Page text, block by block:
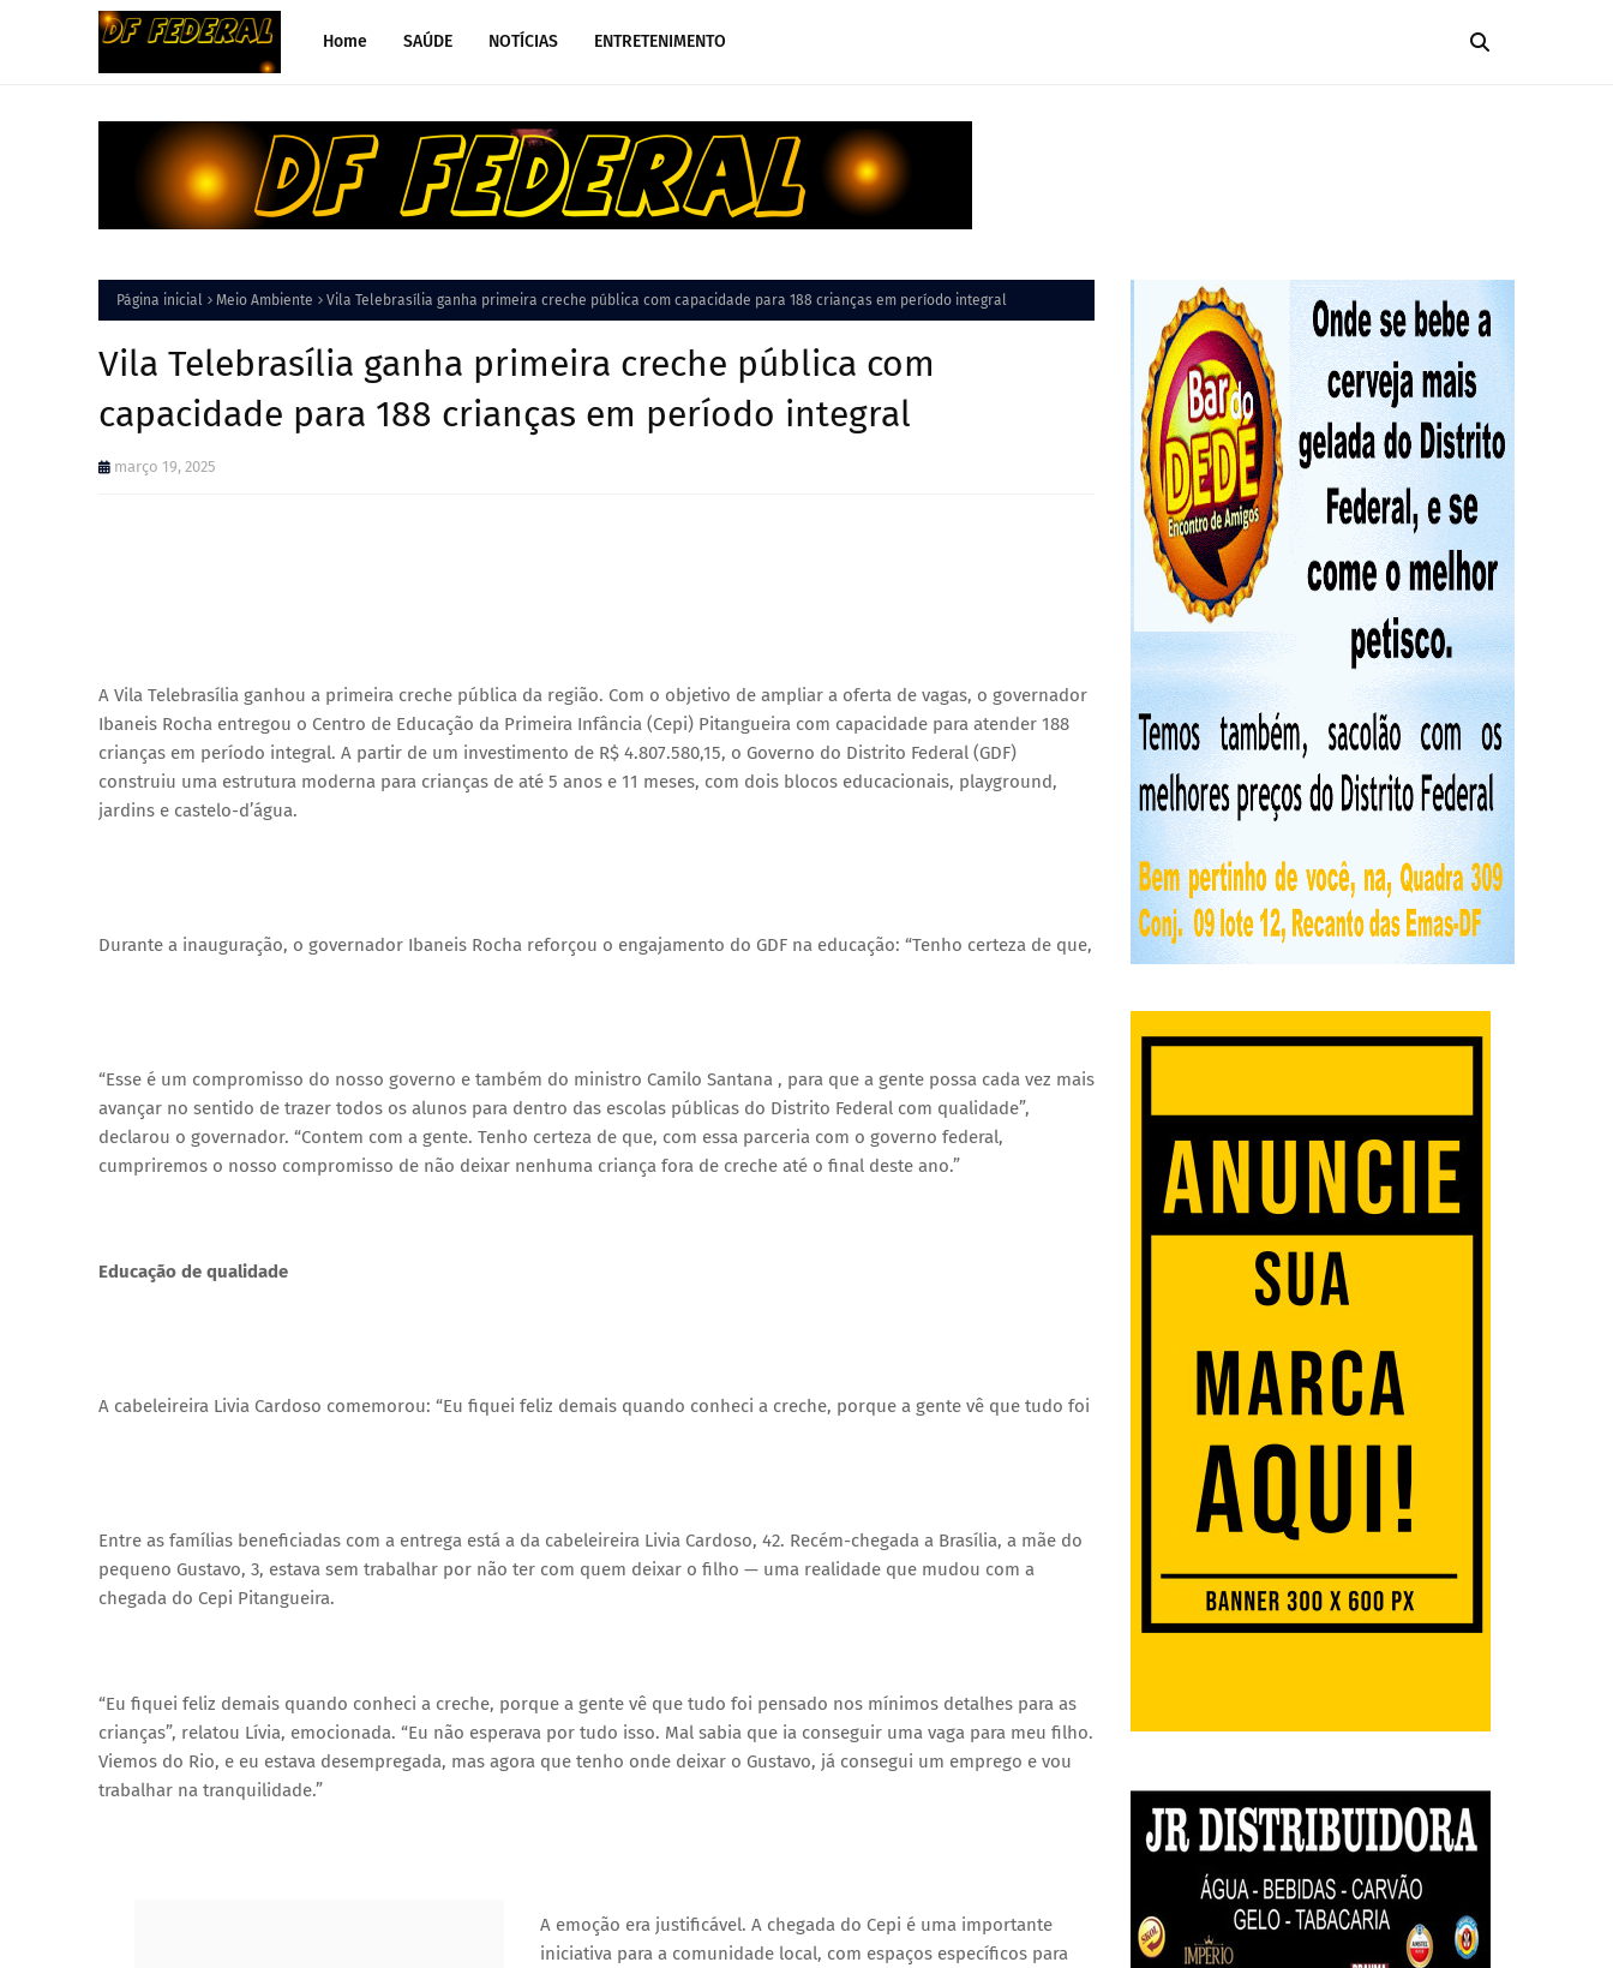
Home SAÚDE NOTÍCIAS ENTRETENIMENTO
Página inicial Meio Ambiente Vila Telebrasília ganha primeira creche pública com capacidade para 188 crianças em período integral
Vila Telebrasília ganha primeira creche pública com
capacidade para 188 crianças em período integral
março 19, 2025
A Vila Telebrasília ganhou a primeira creche pública da região. Com o objetivo de ampliar a oferta de vagas, o governador
Ibaneis Rocha entregou o Centro de Educação da Primeira Infância (Cepi) Pitangueira com capacidade para atender 188
crianças em período integral. A partir de um investimento de R$ 4.807.580,15, o Governo do Distrito Federal (GDF)
construiu uma estrutura moderna para crianças de até 5 anos e 11 meses, com dois blocos educacionais, playground,
jardins e castelo-d’água.
Durante a inauguração, o governador Ibaneis Rocha reforçou o engajamento do GDF na educação: “Tenho certeza de que, com essa parceria com o governo federal, cumpriremos o
“Esse é um compromisso do nosso governo e também do ministro Camilo Santana , para que a gente possa cada vez mais
avançar no sentido de trazer todos os alunos para dentro das escolas públicas do Distrito Federal com qualidade”,
declarou o governador. “Contem com a gente. Tenho certeza de que, com essa parceria com o governo federal,
cumpriremos o nosso compromisso de não deixar nenhuma criança fora de creche até o final deste ano.”
Educação de qualidade
A cabeleireira Livia Cardoso comemorou: “Eu fiquei feliz demais quando conheci a creche, porque a gente vê que tudo foi pensado nos mínimos detalhes para as crianças”
Entre as famílias beneficiadas com a entrega está a da cabeleireira Livia Cardoso, 42. Recém-chegada a Brasília, a mãe do
pequeno Gustavo, 3, estava sem trabalhar por não ter com quem deixar o filho — uma realidade que mudou com a
chegada do Cepi Pitangueira.
“Eu fiquei feliz demais quando conheci a creche, porque a gente vê que tudo foi pensado nos mínimos detalhes para as
crianças”, relatou Lívia, emocionada. “Eu não esperava por tudo isso. Mal sabia que ia conseguir uma vaga para meu filho.
Viemos do Rio, e eu estava desempregada, mas agora que tenho onde deixar o Gustavo, já consegui um emprego e vou
trabalhar na tranquilidade.”
A emoção era justificável. A chegada do Cepi é uma importante
iniciativa para a comunidade local, com espaços específicos para